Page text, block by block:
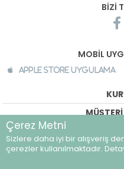
BİZİ
MOBİL
Apple Store Uygulama
©breeze.com.tr -
Çerez Metni
Sizlere daha iyi bir alışveriş
çerezler kullanılmaktadır.